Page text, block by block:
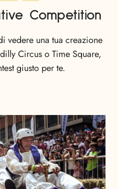
Competition
vedere una tua creazione
Circus o Time Square,
giusto per te.